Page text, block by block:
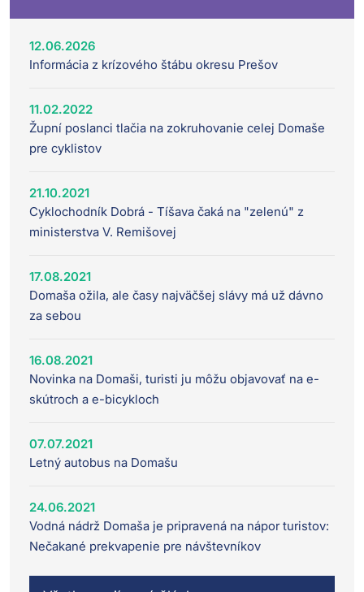
12.06.2026
Informácia z krízového štábu okresu Prešov
11.02.2022
Župní poslanci tlačia na zokruhovanie celej Domaše
pre cyklistov
21.10.2021
Cyklochodník Dobrá - Tíšava čaká na "zelenú" z
ministerstva V. Remišovej
17.08.2021
Domaša ožila, ale časy najväčšej slávy má už dávno
za sebou
16.08.2021
Novinka na Domaši, turisti ju môžu objavovať na e-
skútroch a e-bicykloch
07.07.2021
Letný autobus na Domašu
24.06.2021
Vodná nádrž Domaša je pripravená na nápor turistov:
Nečakané prekvapenie pre návštevníkov